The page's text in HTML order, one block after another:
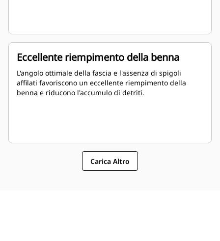
Eccellente riempimento della benna
L'angolo ottimale della fascia e l'assenza di spigoli
affilati favoriscono un eccellente riempimento della
benna e riducono l'accumulo di detriti.
Carica Altro